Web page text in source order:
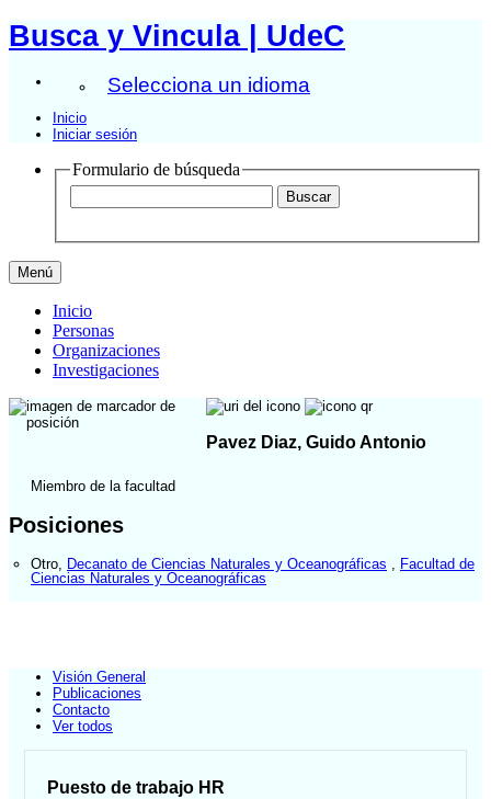
Busca y Vincula | UdeC
Selecciona un idioma
Inicio
Iniciar sesión
Formulario de búsqueda
Menú
Inicio
Personas
Organizaciones
Investigaciones
Pavez Diaz, Guido Antonio
Miembro de la facultad
Posiciones
Otro Decanato de Ciencias Naturales y Oceanográficas
Facultad de
Ciencias Naturales y Oceanográficas
Visión General
Publicaciones
Contacto
Ver todos
Puesto de trabajo HR